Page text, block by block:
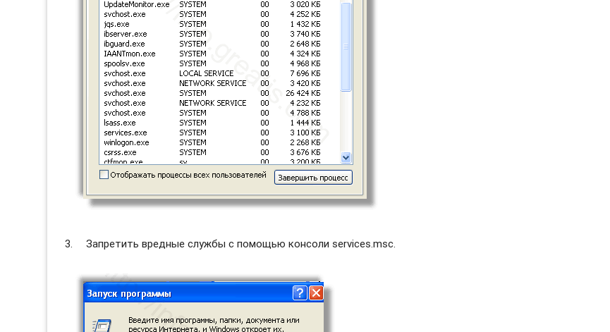
Запретить вредные службы с помощью консоли services.msc.